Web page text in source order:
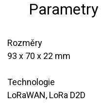
Rozměry
93 x 70 x 22 mm
Technologie
LoRaWAN, LoRa D2D